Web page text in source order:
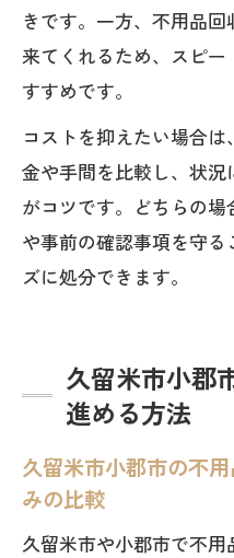
きです。一方、不用品
来てくれるため、スピ
すすめです。
コストを抑えたい場合
金や手間を比較し、状
がコツです。どちらの
や事前の確認事項を守
ズに処分できます。
久留米市小郡
進める方法
久留米市小郡市の不
みの比較
久留米市や小郡市で不